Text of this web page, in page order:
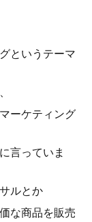
というテーマ
ーケティング
言っていま
ルとか
な商品を販売